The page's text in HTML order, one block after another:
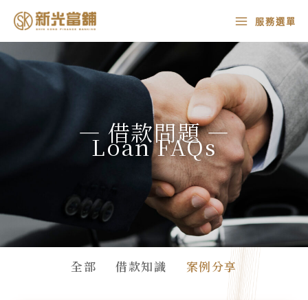
主
要
MAIN
MENU
服務選單
— 借款問題 —
Loan FAQs
全部 借款知識 案例分享